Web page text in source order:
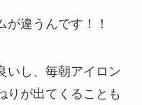
違うんです！！
いし、毎朝アイロン
りが出てくることも